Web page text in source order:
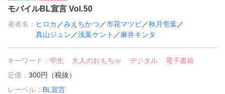
モバイルBL宣言 Vol.50
著者名： ヒロカ ／みえちかつ ／市花マツビ／秋月壱葉／
真山ジュン ／浅葉ケント ／麻井キンタ
キーワード：学生 大人のおもちゃ デジタル
電子書籍
定価：300円（税抜）
レーベル： BL宣言